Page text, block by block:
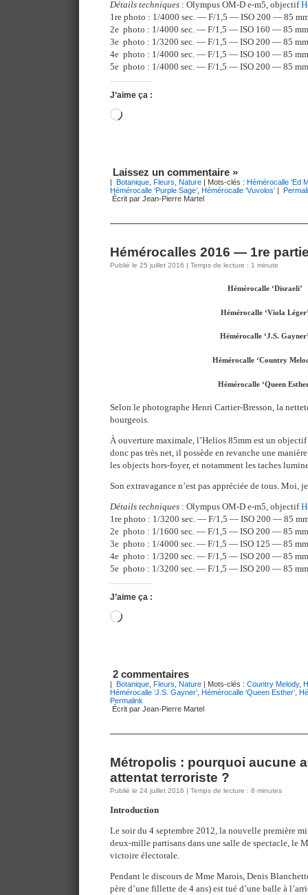
Détails techniques : Olympus OM-D e-m5, objectif
1re photo : 1/4000 sec. — F/1,5 — ISO 200 — 85
2e photo : 1/4000 sec. — F/1,5 — ISO 160 — 85 mm
3e photo : 1/3200 sec. — F/1,5 — ISO 200 — 85 mm
4e photo : 1/4000 sec. — F/1,5 — ISO 100 — 85 mm
5e photo : 1/4000 sec. — F/1,5 — ISO 200 — 85 mm
J’aime ça :
Chargement…
Laissez un commentaire »
Botanique Fleurs Nature | Mots-clés : Hémérocalle ‘Ed
Hémérocalle ‘Purple Sage’
Hémérocalle ‘Vuvolos’
Écrit par Jean-Pierre Martel
Hémérocalles 2016 — 1re
Publié le 25 juillet 2016 | Temps de lecture : 1 minute
Hémérocalle ‘Disraeli’
Hémérocalle ‘Viola
Hémérocalle ‘J.S.
Hémérocalle ‘Country
Hémérocalle ‘Queen
Selon le photographe Henri Cartier-Bresson, la
bourgeois.
À ouverture maximale, l’Helios 85mm est un objectif
donc pas très net, il possède en revanche une
les objects hors-foyer, et notamment les taches
Son extravagance n’est pas appréciée de tous. Moi,
Détails techniques : Olympus OM-D e-m5, objectif
1re photo : 1/3200 sec. — F/1,5 — ISO 200 — 85
2e photo : 1/1600 sec. — F/1,5 — ISO 200 — 85 mm
3e photo : 1/4000 sec. — F/1,5 — ISO 125 — 85 mm
4e photo : 1/3200 sec. — F/1,5 — ISO 200 — 85 mm
5e photo : 1/3200 sec. — F/1,5 — ISO 200 — 85 mm
J’aime ça :
Chargement…
2 commentaires
| Botanique Fleurs Nature | Mots-clés : Country Melody,
Hémérocalle ‘J.S. Gayner’ Hémérocalle ‘Queen Esther’
Permalink
Écrit par Jean-Pierre Martel
Métropolis : pourquoi aucune
attentat terroriste ?
Publié le 24 juillet 2016 | Temps de lecture : 8 minutes
Introduction
Le soir du 4 septembre 2012, la nouvelle première
deux-mille partisans dans une salle de spectacle, le
victoire électorale.
Pendant le discours de Mme Marois, Denis
père d’une fillette de 4 ans) est tué d’une balle à